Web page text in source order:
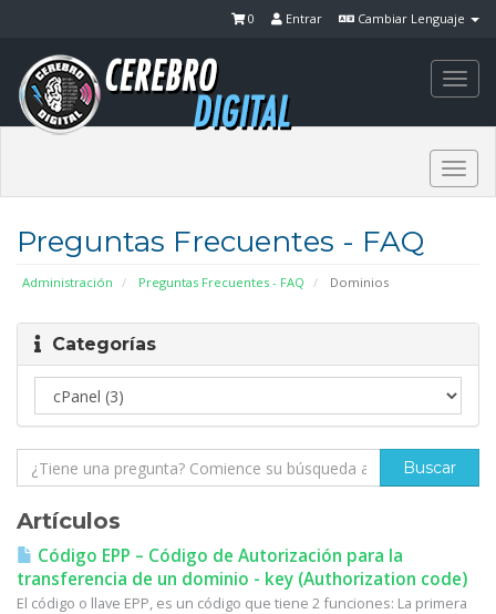
Cambiar Lenguaje
Entrar
0
Preguntas Frecuentes - FAQ
Administración Preguntas Frecuentes - FAQ Dominios
Categorías
Artículos
Código EPP – Código de Autorización para la
transferencia de un dominio - key (Authorization code)
El código o llave EPP, es un código que tiene 2 funciones: La primera